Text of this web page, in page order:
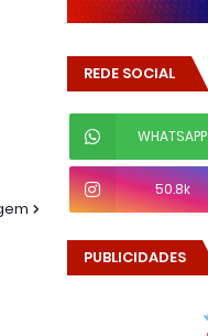
REDE SOCIAL
WHATSAPP
50.8k
PUBLICIDADES